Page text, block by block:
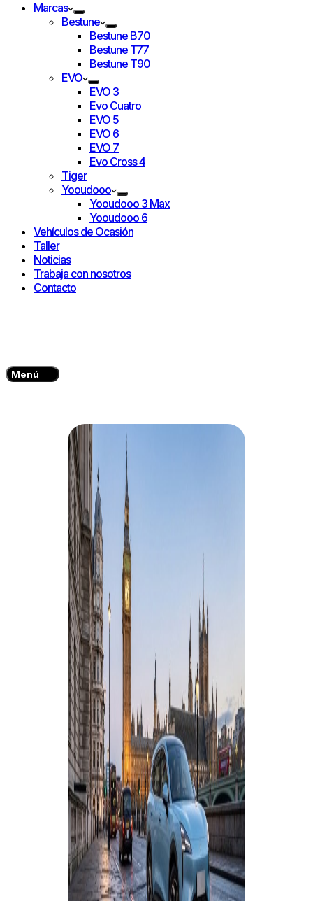
Marcas
Bestune
Bestune B70
Bestune T77
Bestune T90
EVO
EVO 3
Evo Cuatro
EVO 5
EVO 6
EVO 7
Evo Cross 4
Tiger
Yooudooo
Yooudooo 3 Max
Yooudooo 6
Vehículos de Ocasión
Taller
Noticias
Trabaja con nosotros
Contacto
Menú